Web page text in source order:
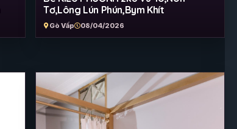
Tơ,Lông Lún Phún,Bym Khít
Gò Vấp 08/04/2026